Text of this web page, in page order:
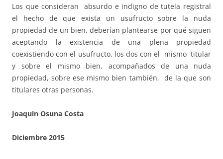
Los que consideran absurdo e indigno de tutela registral
el hecho de que exista un usufructo sobre la nuda
propiedad de un bien, deberían plantearse por qué siguen
aceptando la existencia de una plena propiedad
coexistiendo con el usufructo, los dos con el mismo titular
y sobre el mismo bien, acompañados de una nuda
propiedad, sobre ese mismo bien también, de la que son
titulares otras personas.
Joaquín Osuna Costa
Diciembre 2015